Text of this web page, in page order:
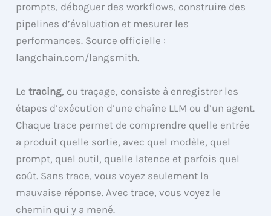
prompts, déboguer des workflows, construire des
pipelines d’évaluation et mesurer les
performances. Source officielle :
langchain.com/langsmith.
Letracing, ou traçage, consiste à enregistrer les
étapes d’exécution d’une chaîne LLM ou d’un agent.
Chaque trace permet de comprendre quelle entrée
a produit quelle sortie, avec quel modèle, quel
prompt, quel outil, quelle latence et parfois quel
coût. Sans trace, vous voyez seulement la
mauvaise réponse. Avec trace, vous voyez le
chemin qui y a mené.